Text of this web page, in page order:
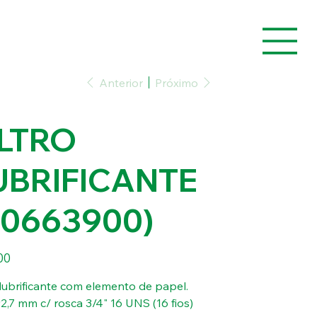
Anterior Próximo
com elemento de papel.
mm c/ rosca 3/4" 16 UNS (16 fios)